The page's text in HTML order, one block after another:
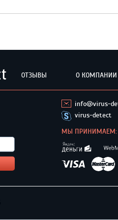
ОТЗЫВЫ О КОМПАНИИ
info@virus-
virus-detect
МЫ ПРИНИМАЕМ: